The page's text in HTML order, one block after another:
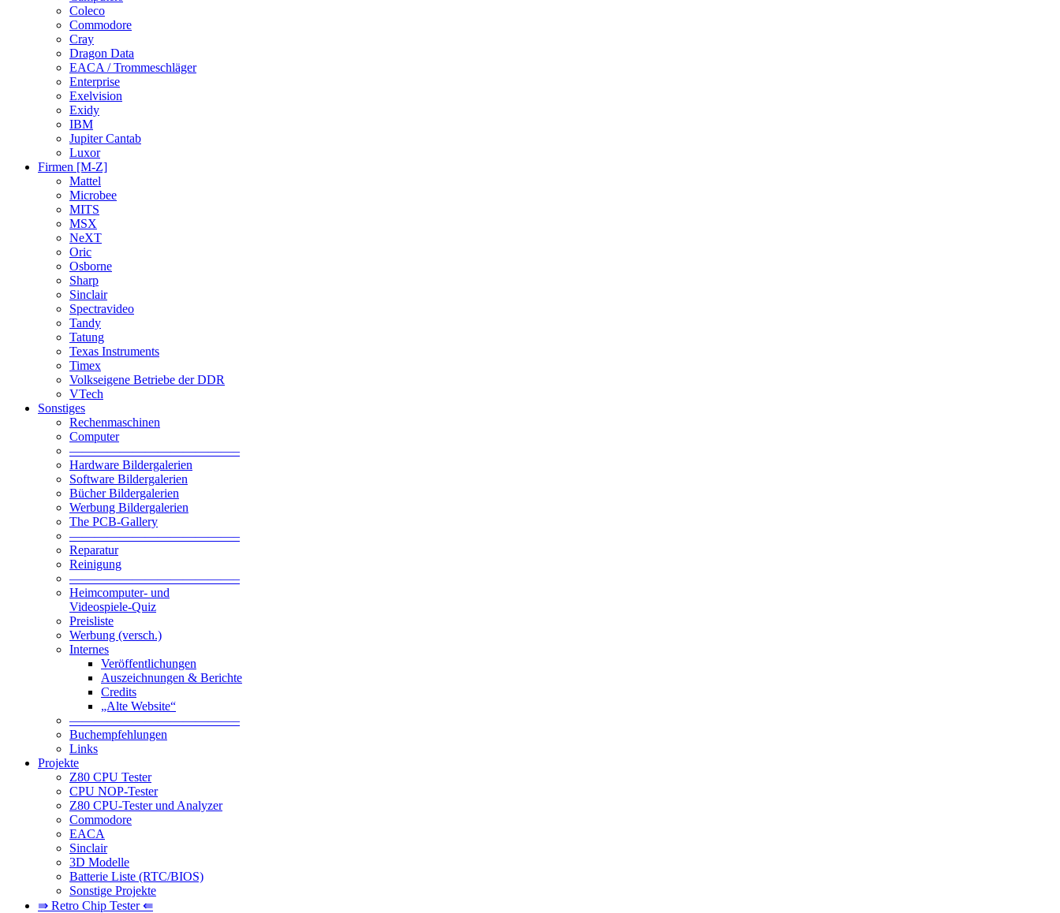
Coleco
Commodore
Cray
Dragon Data
EACA / Trommeschläger
Enterprise
Exelvision
Exidy
IBM
Jupiter Cantab
Luxor
Firmen [M-Z]
Mattel
Microbee
MITS
MSX
NeXT
Oric
Osborne
Sharp
Sinclair
Spectravideo
Tandy
Tatung
Texas Instruments
Timex
Volkseigene Betriebe der DDR
VTech
Sonstiges
Rechenmaschinen
Computer
—————————————–
Hardware Bildergalerien
Software Bildergalerien
Bücher Bildergalerien
Werbung Bildergalerien
The PCB-Gallery
—————————————–
Reparatur
Reinigung
—————————————–
Heimcomputer- und
Videospiele-Quiz
Preisliste
Werbung (versch.)
Internes
Veröffentlichungen
Auszeichnungen & Berichte
Credits
„Alte Website“
—————————————–
Buchempfehlungen
Links
Projekte
Z80 CPU Tester
CPU NOP-Tester
Z80 CPU-Tester und Analyzer
Commodore
EACA
Sinclair
3D Modelle
Batterie Liste (RTC/BIOS)
Sonstige Projekte
⇛ Retro Chip Tester ⇚